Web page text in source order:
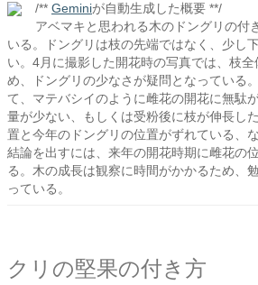
/** Geminiが自動生成した概要 **/
アベマキと思われる木のドングリの付
いる。ドングリは枝の先端ではなく、少し
い。4月に撮影した開花時の写真では、枝
め、ドングリの少なさが疑問となっている
て、マテバシイのように雌花の開花に無駄
量が少ない、もしくは受粉後に枝が伸長し
置と今年のドングリの位置がずれている、
結論を出すには、来年の開花時期に雌花の
る。木の成長は観察に時間がかかるため、
っている。
クリの堅果の付き方